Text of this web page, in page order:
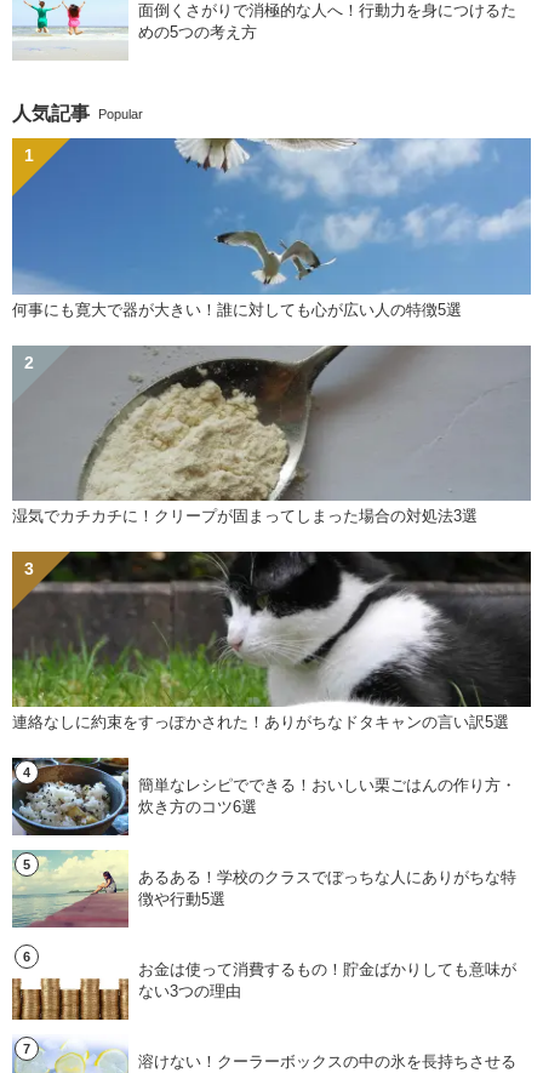
面倒くさがりで消極的な人へ！行動力を身につけるた
めの5つの考え方
人気記事 Popular
何事にも寛大で器が大きい！誰に対しても心が広い人の特徴5選
湿気でカチカチに！クリープが固まってしまった場合の対処法3選
連絡なしに約束をすっぽかされた！ありがちなドタキャンの言い訳5選
簡単なレシピでできる！おいしい栗ごはんの作り方・
炊き方のコツ6選
あるある！学校のクラスでぼっちな人にありがちな特
徴や行動5選
お金は使って消費するもの！貯金ばかりしても意味が
ない3つの理由
溶けない！クーラーボックスの中の氷を長持ちさせる